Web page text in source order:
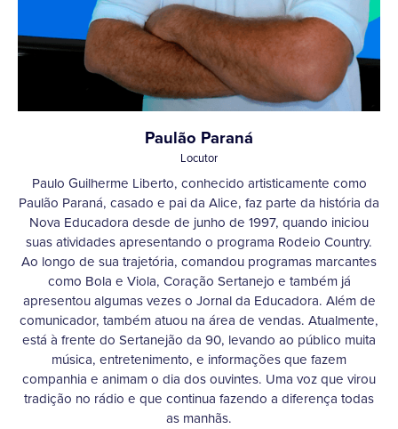
Paulão Paraná
Locutor
Paulo Guilherme Liberto, conhecido artisticamente como
Paulão Paraná, casado e pai da Alice, faz parte da história da
Nova Educadora desde de junho de 1997, quando iniciou
suas atividades apresentando o programa Rodeio Country.
Ao longo de sua trajetória, comandou programas marcantes
como Bola e Viola, Coração Sertanejo e também já
apresentou algumas vezes o Jornal da Educadora. Além de
comunicador, também atuou na área de vendas. Atualmente,
está à frente do Sertanejão da 90, levando ao público muita
música, entretenimento, e informações que fazem
companhia e animam o dia dos ouvintes. Uma voz que virou
tradição no rádio e que continua fazendo a diferença todas
as manhãs.